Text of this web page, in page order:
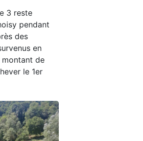
3 reste
pendant
des
en
montant de
le 1er